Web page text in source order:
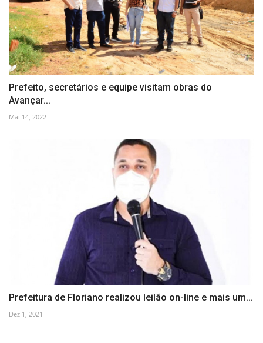
Prefeito, secretários e equipe visitam obras do
Avançar...
Mai 14, 2022
Prefeitura de Floriano realizou leilão on-line e mais um...
Dez 1, 2021